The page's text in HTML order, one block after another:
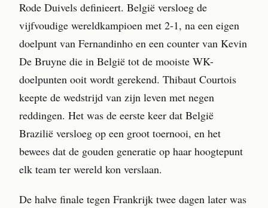
Rode Duivels definieert. België versloeg de
vijfvoudige wereldkampioen met 2-1, na een eigen
doelpunt van Fernandinho en een counter van Kevin
De Bruyne die in België tot de mooiste WK-
doelpunten ooit wordt gerekend. Thibaut Courtois
keepte de wedstrijd van zijn leven met negen
reddingen. Het was de eerste keer dat België
Brazilië versloeg op een groot toernooi, en het
bewees dat de gouden generatie op haar hoogtepunt
elk team ter wereld kon verslaan.
De halve finale tegen Frankrijk twee dagen later was